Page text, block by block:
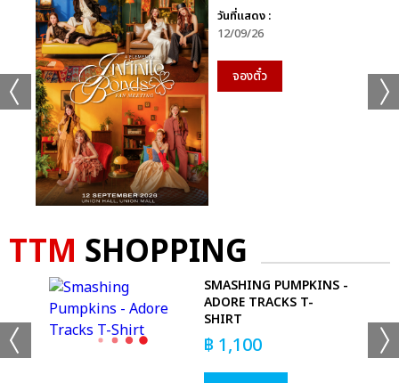
วันที่แสดง :
12/09/26
จองตั๋ว
TTM SHOPPING
SMASHING PUMPKINS -
ADORE TRACKS T-
SHIRT
฿ 1,100